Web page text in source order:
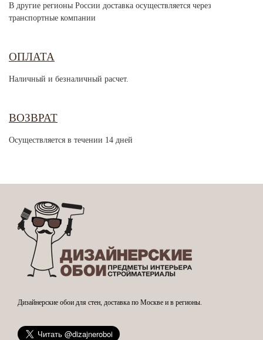
В другие регионы России доставка осуществляется через
транспортные компании
ОПЛАТА
Наличный и безналичный расчет.
ВОЗВРАТ
Осуществляется в течении 14 дней
Дизайнерские обои для стен, доставка по Москве и в регионы.